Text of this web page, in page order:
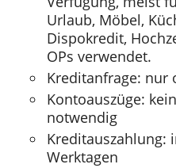
Urlaub, Möbel,
Dispokredit,
OPs verwendet.
Kreditanfrage: nur
Kontoauszüge:
notwendig
Kreditauszahlung:
Werktagen